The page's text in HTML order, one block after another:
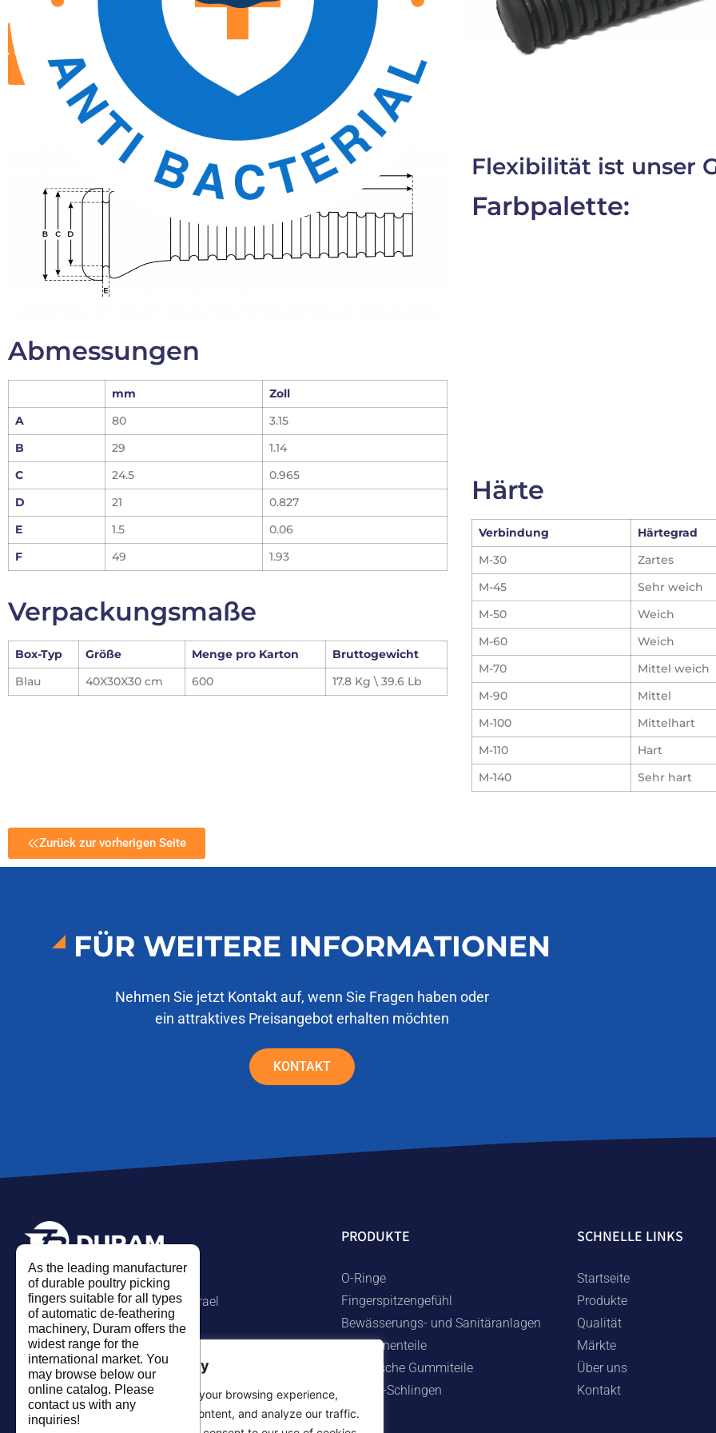
We value your privacy
We use cookies to enhance your browsing experience,
serve personalized ads or content, and analyze our traffic.
Broschüre herunterladen
Infos anfordern
Abmessungen
mm
Zoll
A
80
3.15
B
29
1.14
C
24.5
0.965
D
21
0.827
E
1.5
0.06
F
49 1.93
Verpackungsmaße
Box-Typ Größe Menge pro Karton
Bruttogewicht
Blau
40X30X30 cm 600 17.8 Kg \ 39.6 Lb
Flexibilität ist unser
Farbpalette:
Härte
Verbindung Härtegrad
M-30
Zartes
M-45
Sehr weich
M-50
Weich
M-60
Weich
M-70
Mittel weich
M-90
Mittel
M-100
Mittelhart
M-110
Hart
M-140
Sehr hart
Zurück zur vorherigen Seite
FÜR WEITERE INFORMATIONEN
Nehmen Sie jetzt Kontakt auf, wenn Sie Fragen haben oder
ein attraktives Preisangebot erhalten möchten
KONTAKT
Kibbuz Ramat Hakovesh, Israel
Tel. +972-9-7474458
Fax +972-9-7474479
info@duram.co.il
PRODUKTE
O-Ringe
Fingerspitzengefühl
Bewässerungs- und Sanitäranlagen
Maschinenteile
Technische Gummiteile
Gummi-Schlingen
SCHNELLE LINKS
Startseite
Produkte
Qualität
Märkte
Über uns
Kontakt
As the leading manufacturer
of durable poultry picking
fingers suitable for all types
of automatic de-feathering
machinery, Duram offers the
widest range for the
international market. You
may browse below our
online catalog. Please
contact us with any
inquiries!